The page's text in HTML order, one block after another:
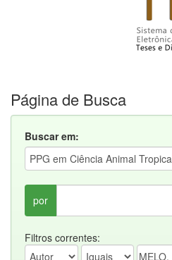
Página de Busca
Buscar em:
por
Filtros correntes: